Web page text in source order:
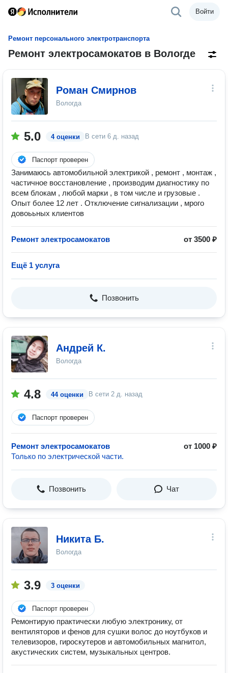
Войти
Ремонт персонального электротранспорта
Ремонт электросамокатов в Вологде
Роман Смирнов
Вологда
5.0 4 оценки В сети 6 д. назад
Паспорт проверен
Занимаюсь автомобильной электрикой , ремонт , монтаж ,
частичное восстановление , производим диагностику по
всем блокам , любой марки , в том числе и грузовые .
Опыт более 12 лет . Отключение сигнализации , мрого
довоььных клиентов
Ремонт электросамокатов от 3500 ₽
Ещё 1 услуга
Позвонить
Андрей К.
Вологда
4.8 44 оценки В сети 2 д. назад
Паспорт проверен
Ремонт электросамокатов
от 1000 ₽
Только по электрической части.
Позвонить Чат
Никита Б.
Вологда
3.9 3 оценки
Паспорт проверен
Ремонтирую практически любую электронику, от
вентиляторов и фенов для сушки волос до ноутбуков и
телевизоров, гироскутеров и автомобильных магнитол,
акустических систем, музыкальных центров.